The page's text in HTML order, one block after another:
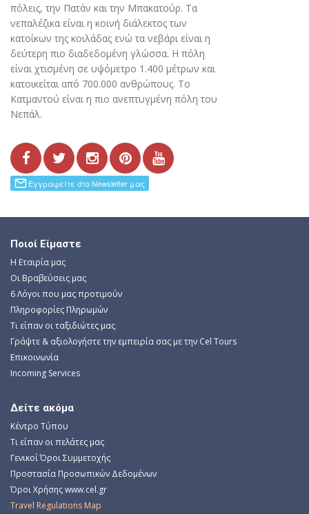
πόλεις, την Πατάν και την Μπακατούρ. Τα
νεπαλέζικα είναι η κοινή διάλεκτος των
κατοίκων της κοιλάδας ενώ τα νεβάρι είναι η
δεύτερη πιο διαδεδομένη γλώσσα. Η πόλη
είναι χτισμένη σε υψόμετρο 1.400 μέτρων και
κατοικείται από 700.000 ανθρώπους. To
Κατμαντού είναι η πιο ανεπτυγμένη πόλη του
Νεπάλ.
Ποιοί Είμαστε
Η Εταιρία μας
Οι Βραβεύσεις μας
6 Λόγοι που μας προτιμούν
Πληροφορίες Πληρωμών
Τι είπαν οι ταξιδιώτες μας
Γράψτε & αξιολογήστε την εμπειρία σας με την Cel Tours
Επικοινωνία
Incoming Services
Δείτε ακόμα
Κέντρο Τύπου
Τι είπαν οι πελάτες μας
Γενικοί Όροι Συμμετοχής
Προστασία Προσωπικών Δεδομένων
Όροι Χρήσης www.cel.gr
Travel Regulations Map